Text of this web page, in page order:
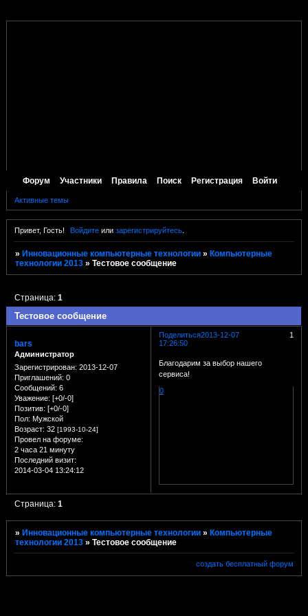
Форум Участники Правила Поиск Регистрация Войти
Активные темы
Привет, Гость! Войдите илизарегистрируйтесь
»Инновационные компьютерные технологии »Компьютерные
технологии 2013 »Тестовое сообщение
Тестовое сообщение
Страница:1
Поделиться 1
2013-12-07
17:26:50
bars
Администратор
Зарегистрирован: 2013-12-07
Приглашений: 0
Сообщений: 6
Уважение: [+0/-0]
Позитив: [+0/-0]
Пол: Мужской
Возраст: 32 [1993-10-24]
Провел на форуме:
2 часа 21 минуту
Последний визит:
2014-03-04 13:24:12
Благодарим за выбор нашего
сервиса!
0
Страница:1
»Инновационные компьютерные технологии »Компьютерные
технологии 2013 »Тестовое сообщение
создать бесплатный форум